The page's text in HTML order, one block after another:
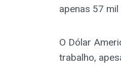
apenas 57
O Dólar
trabalho,